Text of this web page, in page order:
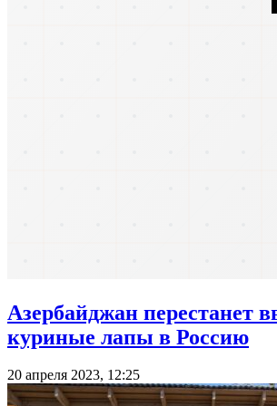
Азербайджан перестанет
куриные лапы в Россию
20 апреля 2023, 12:25